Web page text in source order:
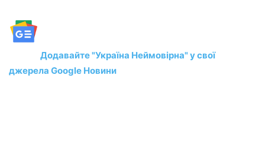
Додавайте "Україна Неймовірна" у свої
джерела Google Новини